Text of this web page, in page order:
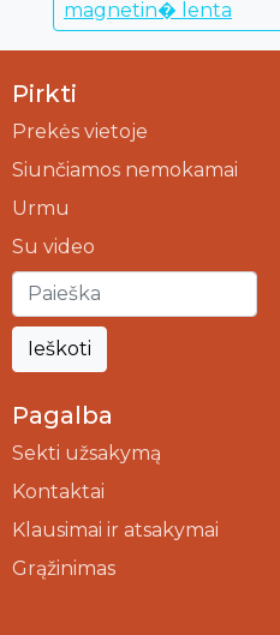
magnetin� lenta
Pirkti
Prekės vietoje
Siunčiamos nemokamai
Urmu
Su video
Ieškoti
Pagalba
Sekti užsakymą
Kontaktai
Klausimai ir atsakymai
Grąžinimas